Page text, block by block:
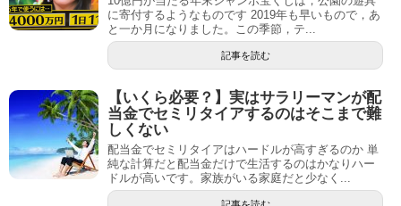
に寄付するようなものです 2019年も早いもので，あ
と一か月になりました。この季節，テ...
記事を読む
【いくら必要？】実はサラリーマンが配
当金でセミリタイアするのはそこまで難
しくない
配当金でセミリタイアはハードルが高すぎるのか 単
純な計算だと配当金だけで生活するのはかなりハー
ドルが高いです。家族がいる家庭だと少なく...